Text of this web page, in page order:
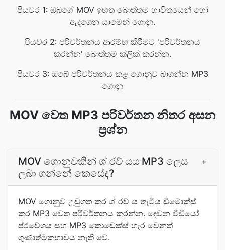
පියවර 1: ඔබගේ MOV ඉහත බොත්තම භාවිතයෙන් හෝ
ඇදගෙන යාමෙන් ගොනු.
පියවර 2: පරිවර්තනය ආරම්භ කිරීමට 'පරිවර්තනය
කරන්න' බොත්තම ක්ලික් කරන්න.
පියවර 3: ඔබේ පරිවර්තනය කළ ගොනුව බාගන්න MP3
ගොනු
MOV වෙත MP3 පරිවර්තන නිතර අසන
ප්‍රශ්න
MOV ගොනුවකින් ශ් රව් යය MP3 ලෙස
ලබා ගන්නේ කෙසේද?
+
MOV ගොනුව උඩුගත කර ශ් රව් ය තැටිය ඩිමොක්ස්
කර MP3 වෙත පරිවර්තනය කරන්න. දෙවන වීඩියෝ
ප්රවේශය සහ MP3 කොඩෙක්ස් හැර වෙනත්
ගුණාත්මකභාවය නැති වේ.